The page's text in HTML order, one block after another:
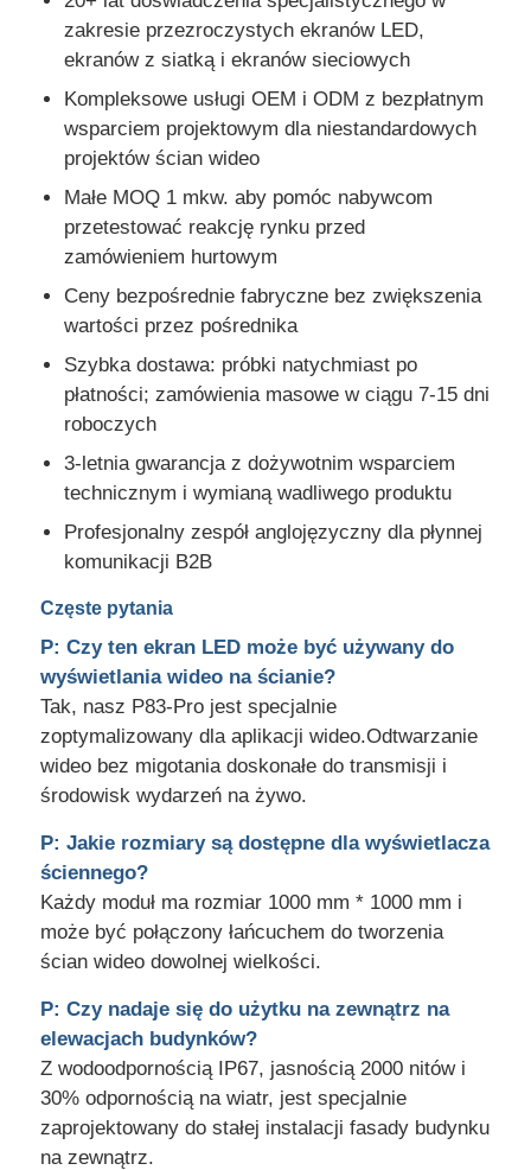
zakresie przezroczystych ekranów LED,
ekranów z siatką i ekranów sieciowych
Kompleksowe usługi OEM i ODM z bezpłatnym
wsparciem projektowym dla niestandardowych
projektów ścian wideo
Małe MOQ 1 mkw. aby pomóc nabywcom
przetestować reakcję rynku przed
zamówieniem hurtowym
Ceny bezpośrednie fabryczne bez zwiększenia
wartości przez pośrednika
Szybka dostawa: próbki natychmiast po
płatności; zamówienia masowe w ciągu 7-15 dni
roboczych
3-letnia gwarancja z dożywotnim wsparciem
technicznym i wymianą wadliwego produktu
Profesjonalny zespół anglojęzyczny dla płynnej
komunikacji B2B
Częste pytania
P: Czy ten ekran LED może być używany do
wyświetlania wideo na ścianie?
Tak, nasz P83-Pro jest specjalnie
zoptymalizowany dla aplikacji wideo.Odtwarzanie
wideo bez migotania doskonałe do transmisji i
środowisk wydarzeń na żywo.
P: Jakie rozmiary są dostępne dla wyświetlacza
ściennego?
Każdy moduł ma rozmiar 1000 mm * 1000 mm i
może być połączony łańcuchem do tworzenia
ścian wideo dowolnej wielkości.
P: Czy nadaje się do użytku na zewnątrz na
elewacjach budynków?
Z wodoodpornością IP67, jasnością 2000 nitów i
30% odpornością na wiatr, jest specjalnie
zaprojektowany do stałej instalacji fasady budynku
na zewnątrz.